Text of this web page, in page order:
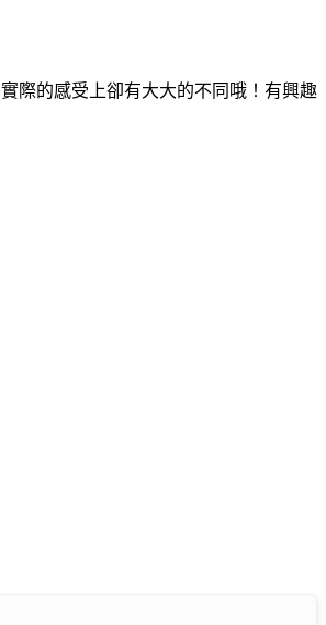
際的感受上卻有大大的不同哦！有興趣